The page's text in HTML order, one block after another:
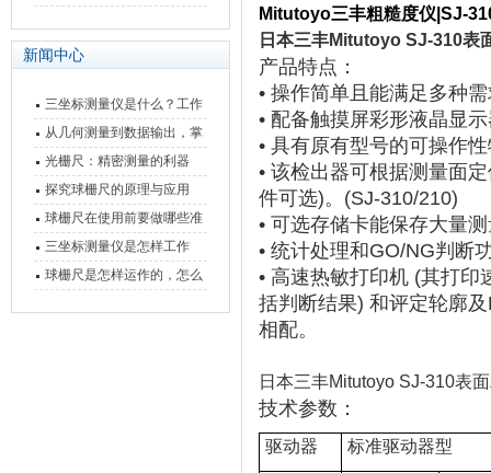
新闻中心
三坐标测量仪是什么？工作
原理、分类与核心功能一次
讲清
从几何测量到数据输出，掌
握万濠影像测量仪的六大核
心能力
光栅尺：精密测量的利器
探究球栅尺的原理与应用
球栅尺在使用前要做哪些准
备工作？
三坐标测量仪是怎样工作
的，功能有什么优势？
球栅尺是怎样运作的，怎么
Mitutoyo三丰粗糙度仪|SJ-
日本三丰Mitutoyo SJ-310表
产品特点：
• 操作简单且能满足多种
• 配备触摸屏彩形液晶显
• 具有原有型号的可操作
• 该检出器可根据测量面
件可选)。(SJ-310/210)
• 可选存储卡能保存大量
• 统计处理和GO/NG判断
• 高速热敏打印机 (其打
括判断结果) 和评定轮廓
相配。
日本三丰Mitutoyo SJ-310表
技术参数：
驱动器 标准驱动器型